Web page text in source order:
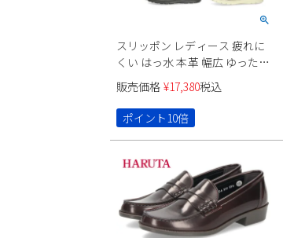
スリッポン レディース 疲れに
くい はっ水 本革 幅広 ゆったり
日本製 コンフォートシューズ
4E 軽量 靴 ブラック 黒 キャメ
ル アイボリー 7307 パレード
Parade
販売価格 ¥17,380税込
ポイント10倍